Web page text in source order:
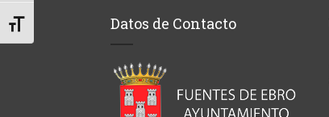
Alternar tamaño de letraDatos de Contacto